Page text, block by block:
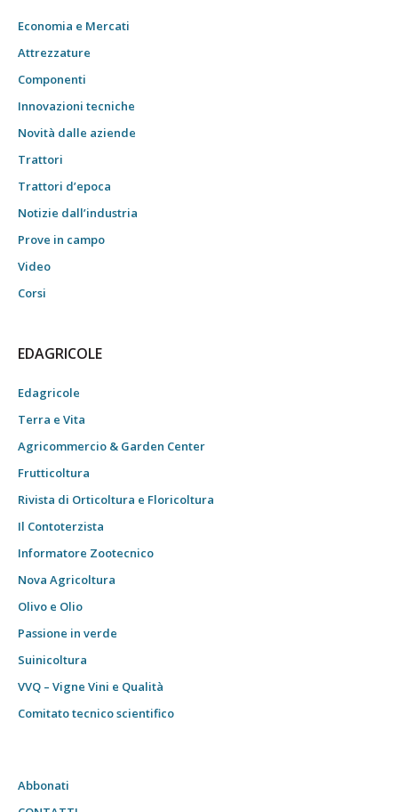
Economia e Mercati
Attrezzature
Componenti
Innovazioni tecniche
Novità dalle aziende
Trattori
Trattori d’epoca
Notizie dall’industria
Prove in campo
Video
Corsi
EDAGRICOLE
Edagricole
Terra e Vita
Agricommercio & Garden Center
Frutticoltura
Rivista di Orticoltura e Floricoltura
Il Contoterzista
Informatore Zootecnico
Nova Agricoltura
Olivo e Olio
Passione in verde
Suinicoltura
VVQ – Vigne Vini e Qualità
Comitato tecnico scientifico
Abbonati